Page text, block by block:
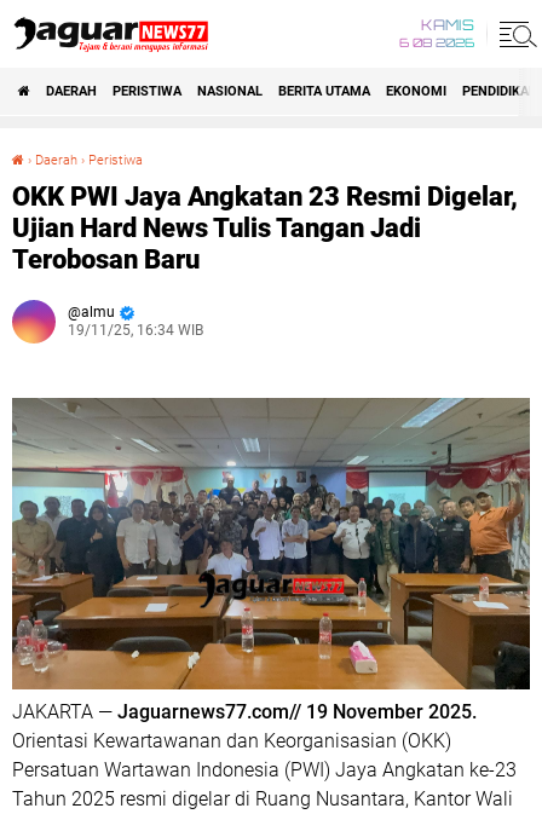
KAMIS
6 08 2026
DAERAH PERISTIWA NASIONAL BERITA UTAMA EKONOMI PENDIDIKAN
› Daerah › Peristiwa
OKK PWI Jaya Angkatan 23 Resmi Digelar,
Ujian Hard News Tulis Tangan Jadi
Terobosan Baru
almu
19/11/25, 16:34 WIB
JAKARTA — Jaguarnews77.com// 19 November 2025.
Orientasi Kewartawanan dan Keorganisasian (OKK)
Persatuan Wartawan Indonesia (PWI) Jaya Angkatan ke-23
Tahun 2025 resmi digelar di Ruang Nusantara, Kantor Wali